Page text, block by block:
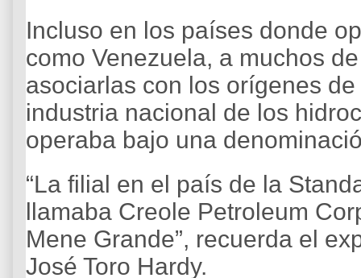
Incluso en los países donde
como Venezuela, a muchos
asociarlas con los orígenes
industria nacional de los
operaba bajo una
“La filial en el país de la
llamaba Creole Petroleum
Mene Grande”, recuerda el
José Toro Hardy.